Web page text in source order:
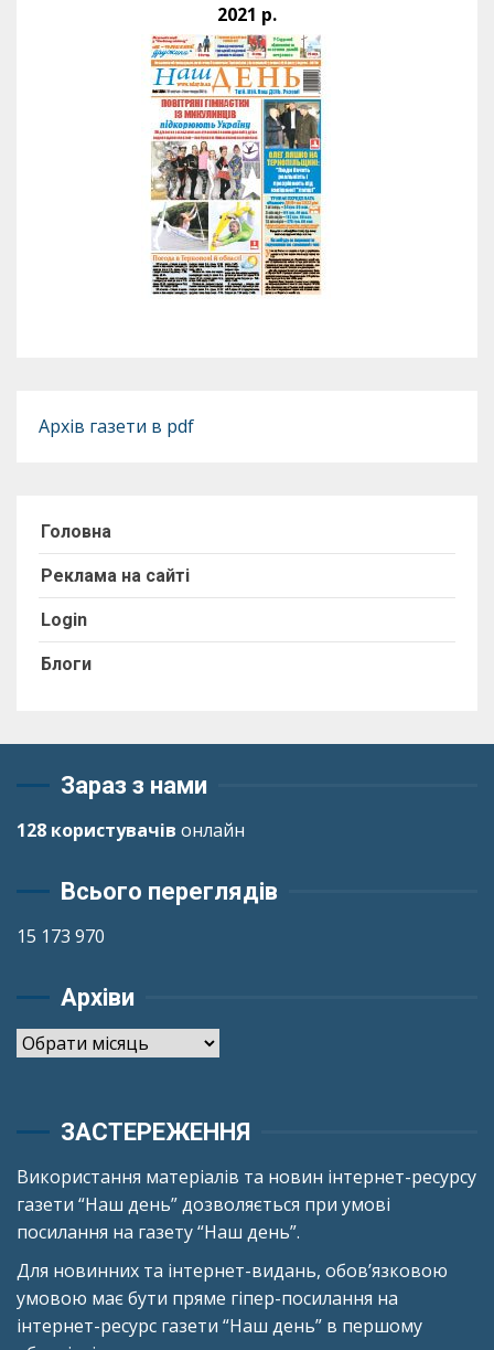
2021 р.
Архів газети в pdf
Головна
Реклама на сайті
Login
Блоги
Зараз з нами
128 користувачів онлайн
Всього переглядів
15 173 970
Архіви
Архіви
ЗАСТЕРЕЖЕННЯ
Використання матеріалів та новин інтернет-ресурсу
газети “Наш день” дозволяється при умові
посилання на газету “Наш день”.
Для новинних та інтернет-видань, обов’язковою
умовою має бути пряме гіпер-посилання на
інтернет-ресурс газети “Наш день” в першому